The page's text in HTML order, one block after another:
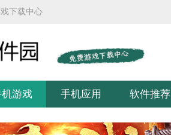
下载中心
游戏 手机应用 软件推荐